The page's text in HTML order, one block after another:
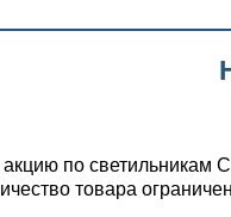
по светильникам
товара